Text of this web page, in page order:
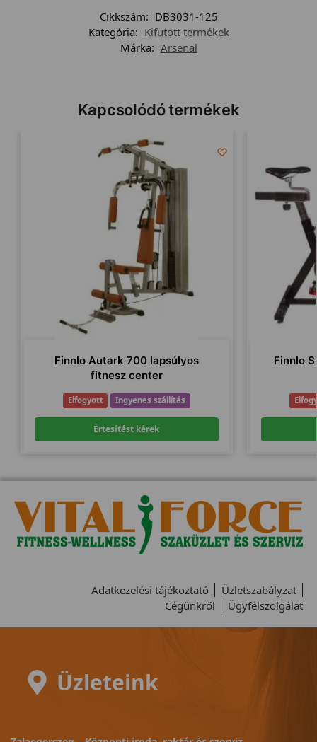
Cikkszám: DB3031-125
Kategória: Kifutott termékek
Márka: Arsenal
Kapcsolódó termékek
Finnlo Autark 700 lapsúlyos
fitnesz center
Elfogyott Ingyenes szállítás
Értesítést kérek
Finnlo
Adatkezelési tájékoztató
Üzletszabályzat
Cégünkről
Ügyfélszolgálat
Üzleteink